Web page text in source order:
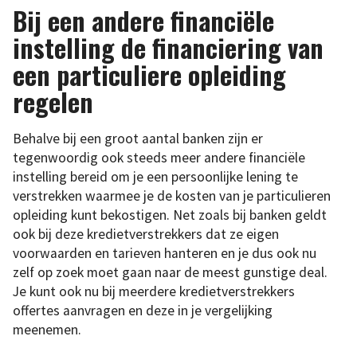
Bij een andere financiële
instelling de financiering van
een particuliere opleiding
regelen
Behalve bij een groot aantal banken zijn er
tegenwoordig ook steeds meer andere financiële
instelling bereid om je een persoonlijke lening te
verstrekken waarmee je de kosten van je particulieren
opleiding kunt bekostigen. Net zoals bij banken geldt
ook bij deze kredietverstrekkers dat ze eigen
voorwaarden en tarieven hanteren en je dus ook nu
zelf op zoek moet gaan naar de meest gunstige deal.
Je kunt ook nu bij meerdere kredietverstrekkers
offertes aanvragen en deze in je vergelijking
meenemen.